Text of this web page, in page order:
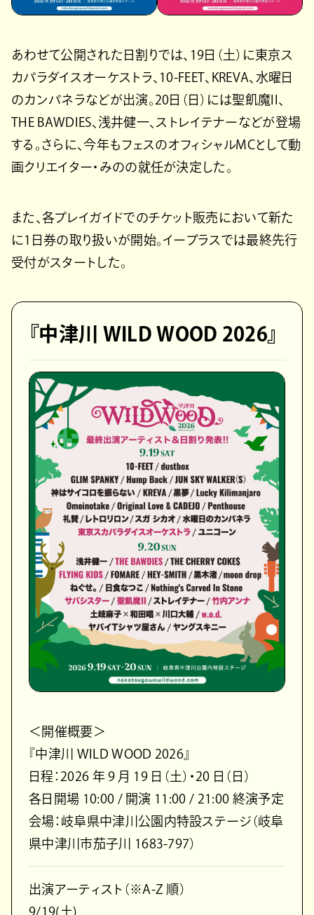
あわせて公開された日割りでは、19日（土）に東京ス
カパラダイスオーケストラ、10-FEET、KREVA、水曜日
のカンパネラなどが出演。20日（日）には聖飢魔II、
THE BAWDIES、浅井健一、ストレイテナーなどが登場
する。さらに、今年もフェスのオフィシャルMCとして動
画クリエイター・みのの就任が決定した。
また、各プレイガイドでのチケット販売において新た
に1日券の取り扱いが開始。イープラスでは最終先行
受付がスタートした。
『中津川 WILD WOOD 2026』
＜開催概要＞
『中津川 WILD WOOD 2026』
⽇程：2026 年 9 ⽉ 19 ⽇（⼟）・20 ⽇（⽇）
各⽇開場 10:00 / 開演 11:00 / 21:00 終演予定
会場：岐⾩県中津川公園内特設ステージ（岐⾩
県中津川市茄⼦川 1683-797）
出演アーティスト（※A-Z 順）
9/19(⼟)